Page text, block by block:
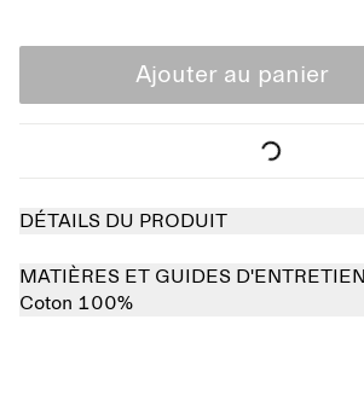
Ajouter au panier
DÉTAILS DU PRODUIT
MATIÈRES ET GUIDES D'ENTRETIEN
Coton 100%